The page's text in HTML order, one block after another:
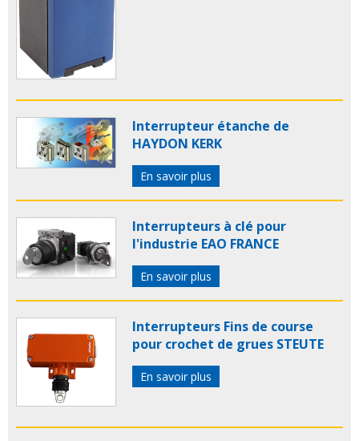
Interrupteur étanche de
HAYDON KERK
En savoir plus
Interrupteurs à clé pour
l'industrie EAO FRANCE
En savoir plus
Interrupteurs Fins de course
pour crochet de grues STEUTE
En savoir plus